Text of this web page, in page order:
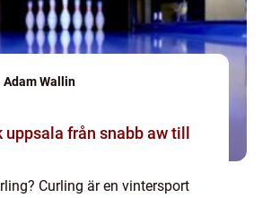
Adam Wallin
snabb aw till
Curling är en vintersport